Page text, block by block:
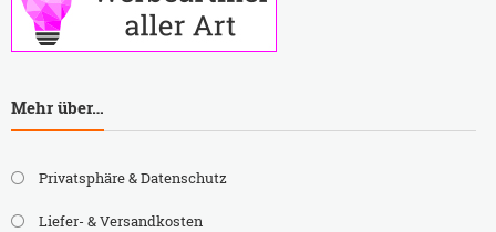
Mehr über…
Privatsphäre & Datenschutz
Liefer- & Versandkosten